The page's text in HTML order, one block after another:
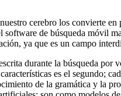
cerebro los convierte
de búsqueda móvil
ya que es un campo
durante la búsqueda
es el segundo;
de la gramática y la